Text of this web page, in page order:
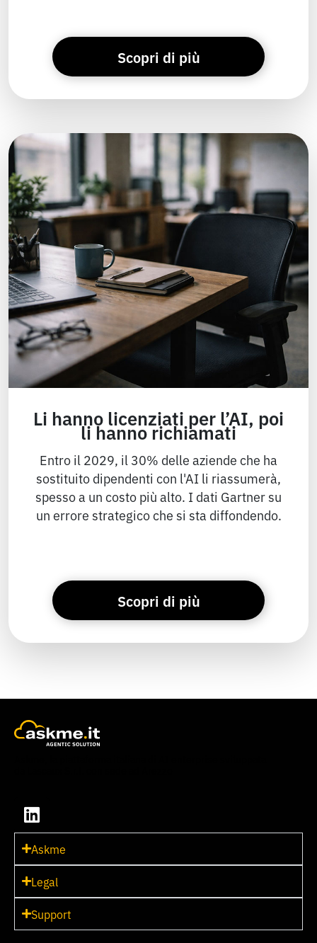
Scopri di più
Li hanno licenziati per l’AI, poi
li hanno richiamati
Entro il 2029, il 30% delle aziende che ha
sostituito dipendenti con l'AI li riassumerà,
spesso a un costo più alto. I dati Gartner su
un errore strategico che si sta diffondendo.
Scopri di più
Askme
Legal
Support